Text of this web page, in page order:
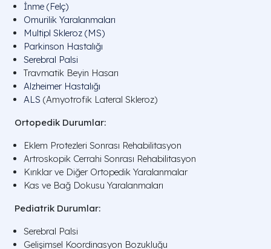
İnme (Felç)
Omurilik Yaralanmaları
Multipl Skleroz (MS)
Parkinson Hastalığı
Serebral Palsi
Travmatik Beyin Hasarı
Alzheimer Hastalığı
ALS (Amyotrofik Lateral Skleroz)
Ortopedik Durumlar:
Eklem Protezleri Sonrası Rehabilitasyon
Artroskopik Cerrahi Sonrası Rehabilitasyon
Kırıklar ve Diğer Ortopedik Yaralanmalar
Kas ve Bağ Dokusu Yaralanmaları
Pediatrik Durumlar:
Serebral Palsi
Gelişimsel Koordinasyon Bozukluğu